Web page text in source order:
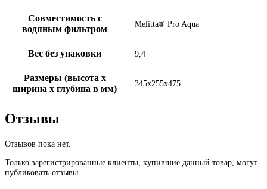
Совместимость с
водяным фильтром
Melitta® Pro Aqua
Вес без упаковки 9,4
Размеры (высота х
ширина х глубина в мм)
345x255x475
Отзывы
Отзывов пока нет.
Только зарегистрированные клиенты, купившие данный товар, могут
публиковать отзывы.